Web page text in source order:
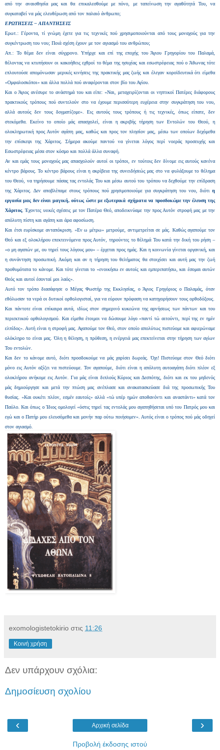
από την αναισθησία μας και θα επικαλεσθούμε με πόνο, με ταπείνωση την αγαθότητά Του, να
συγκαταβεί να μάς ελευθέρωση από τον παλαιό άνθρωπο;
ΕΡΩΤΗΣΕΙΣ – ΑΠΑΝΤΗΣΕΙΣ
Ερωτ.: Γέροντα, τί γνώμη έχετε για τις τεχνικές πού χρησιμοποιούνται από τους μοναχούς για την
συγκέντρωση του νου; Ποιά σχέση έχουν με τον αγιασμό του ανθρώπου;
Απ.: Το θέμα δεν είναι σύγχρονο. Υπήρχε και επί της εποχής του Άγιου Γρηγορίου του Παλαμά,
θέλοντας να κτυπήσουν οι κακοήθεις εχθροί το θέμα της ησυχίας και εσωστρέφειας πού ο Άθωνας τότε
επλουτούσε απομόνωσαν μερικές κινήσεις της πρακτικής μας ζωής και έλεγαν κοροϊδευτικά ότι είμεθα
«Ομφαλοσκόποι» και άλλα πολλά πού αναφέρονται στον βίο του Αγίου.
Και ο Άγιος ανέσυρε το ανάστημά του και είπε: «Ναι, μεταχειρίζονται οι νηπτικοί Πατέρες διάφορους
πρακτικούς τρόπους πού συντελούν στο να έχουμε περισσότερη ευχέρεια στην συγκράτηση του νου,
αλλά αυτούς δεν τους δογματίζομε». Εις αυτούς τους τρόπους ή τις τεχνικές, όπως είπατε, δεν
στεκόμεθα. Εκείνο το οποίο μάς απασχολεί, είναι η ακριβής τήρηση των Εντολών του Θεού, η
ολοκληρωτική προς Αυτόν αγάπη μας, καθώς και προς τον πλησίον μας, μέσω των οποίων δεχόμεθα
την επίσκεψι της Χάριτος. Σήμερα ακούμε παντού να γίνεται λόγος περί νοεράς προσευχής και
Εσωστρέφειας μέσα στον κόσμο και πολλά άλλα συναφή.
Αν και εμάς τους μοναχούς μας απασχολούν αυτοί οι τρόποι, εν τούτοις δεν δίνομε εις αυτούς κανένα
κέντρο βάρους. Το κέντρο βάρους είναι η ακρίβεια της συνειδήσεώς μας στο να φυλάξουμε το θέλημα
του Θεού, να τηρήσουμε πάσας τας εντολάς Του και μέσω αυτού του τρόπου να δεχθούμε την επίδραση
της Χάριτος. Δεν αποβλέπαμε στους τρόπους πού χρησιμοποιούμε για συγκράτηση του νου, διότι η
εργασία μας δεν είναι μαγική, ούτως ώστε με εξωτερικά σχήματα να προσδοκώμε την έλευση της
Χάριτος . Έχοντες υιικές σχέσεις με τον Πατέρα Θεό, αποδεικνύαμε την προς Αυτόν στροφή μας με την
απόλυτη πίστη και αγάπη και άρα αφοσίωση.
Και έτσι ευρίσκομε ανταπόκριση. «Εν ω μέτρω» μετρούμε, αντιμετρείται σε μάς. Καθώς αγαπούμε τον
Θεό και εξ ολοκλήρου επεκτεινόμενα προς Αυτόν, τηρούντες το θέλημά Του κατά την δική του ρήση –
«ο μη αγαπών με, ου τηρεί τους λόγους μου» – έρχεται προς ημάς. Και η κοινωνία γίνεται οργανική, και
η συνάντηση προσωπική. Ακόμη και αν η τήρηση του θελήματος θα στοιχίσει και αυτή μας την ζωή
προθυμότατα το κάνομε. Και τότε γίνεται το «ενοικήσω εν αυτοίς και εμπεριπατήσω, και έσομαι αυτών
Θεός και αυτοί έσονταί μοι λαός».
Αυτό τον τρόπο διασάφησε ο Μέγας Φωστήρ της Εκκλησίας, ο Άγιος Γρηγόριος ο Παλαμάς, όταν
εθόλωσαν τα νερά οι δυτικοί ορθολογισταί, για να εύρουν πρόφαση να κατηγορήσουν τους ορθοδόξους.
Και πάντοτε είναι επίκαιρα αυτά, ιδίως στον σημερινό κυκεώνα της αρνήσεως των πάντων και του
περιεκτικού ορθολογισμού. Και είμεθα έτοιμοι να δώσουμε λόγο «παντί τώ αιτούντι, περί της εν ημίν
ελπίδος». Αυτή είναι η στροφή μας. Αγαπούμε τον Θεό, στον οποίο απολύτως πιστεύομε και αφιερώναμε
ολόκληρο το είναι μας. Όλη η θέληση, η πρόθεση, η ενέργειά μας επεκτείνεται στην τήρηση των αγίων
Του εντολών.
Και δεν το κάνομε αυτό, διότι προσδοκούμε να μάς χαρίσει δωρεάς. Όχι! Πιστεύομε στον Θεό διότι
μόνο εις Αυτόν αξίζει να πιστεύουμε. Τον αγαπούμε, διότι είναι η απόλυτη αυτοαγάπη διότι πλέον εξ
ολοκλήρου ανήκομε εις Αυτόν. Για μάς είναι διπλούς Κύριος και Δεσπότης, διότι και εκ του μηδενός
μάς δημιούργησε και μετά την πτώση μας ανέπλασε και ανακατασκεύασε διά της προσωπικής Του
θυσίας. «Και ουκέτι πλέον, εσμέν εαυτοίς» αλλά «τώ υπέρ ημών αποθανόντι και αναστάντι» κατά τον
Παύλο. Και όπως ο Ίδιος ομολογεί «όστις τηρεί τας εντολάς μου αγαπηθήσεται υπό του Πατρός μου και
εγώ και ο Πατήρ μου ελευσόμεθα και μονήν παρ ούτω ποιήσομεν». Αυτός είναι ο τρόπος πού μάς οδηγεί
στον αγιασμό.
exomologistetokirio στις 11:26
Κοινή χρήση
Δεν υπάρχουν σχόλια:
Δημοσίευση σχολίου
‹ ›
Αρχική σελίδα
Προβολή έκδοσης ιστού